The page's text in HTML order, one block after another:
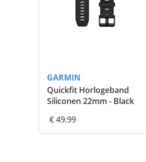
Cirqa Smart Band